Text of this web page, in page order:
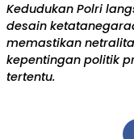
Kedudukan Polri
desain
memastikan
kepentingan politik
tertentu.